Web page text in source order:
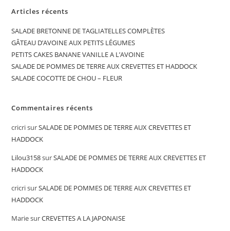
Articles récents
SALADE BRETONNE DE TAGLIATELLES COMPLÈTES
GÂTEAU D’AVOINE AUX PETITS LÉGUMES
PETITS CAKES BANANE VANILLE A L’AVOINE
SALADE DE POMMES DE TERRE AUX CREVETTES ET HADDOCK
SALADE COCOTTE DE CHOU – FLEUR
Commentaires récents
cricrisurSALADE DE POMMES DE TERRE AUX CREVETTES ET
HADDOCK
Lilou3158surSALADE DE POMMES DE TERRE AUX CREVETTES ET
HADDOCK
cricrisurSALADE DE POMMES DE TERRE AUX CREVETTES ET
HADDOCK
MariesurCREVETTES A LA JAPONAISE